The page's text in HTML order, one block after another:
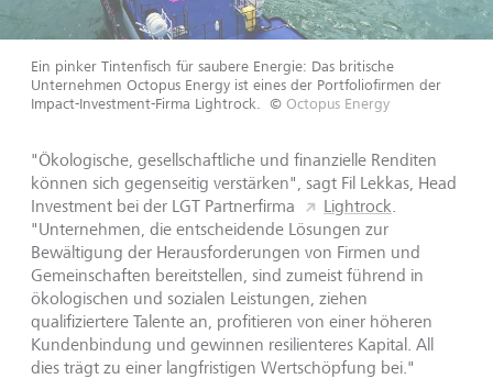
Ein pinker Tintenfisch für saubere Energie: Das britische
Unternehmen Octopus Energy ist eines der Portfoliofirmen der
Impact-Investment-Firma Lightrock.
© Octopus Energy
"Ökologische, gesellschaftliche und finanzielle Renditen
können sich gegenseitig verstärken", sagt Fil Lekkas, Head
Investment bei der LGT Partnerfirma
Lightrock
"Unternehmen, die entscheidende Lösungen zur
Bewältigung der Herausforderungen von Firmen und
Gemeinschaften bereitstellen, sind zumeist führend in
ökologischen und sozialen Leistungen, ziehen
qualifiziertere Talente an, profitieren von einer höheren
Kundenbindung und gewinnen resilienteres Kapital. All
dies trägt zu einer langfristigen Wertschöpfung bei."